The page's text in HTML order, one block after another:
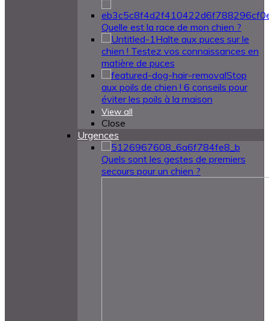
Quelle est la race de mon chien ?
Halte aux puces sur le
chien ! Testez vos connaissances en
matière de puces
Stop
aux poils de chien ! 6 conseils pour
éviter les poils à la maison
View all
Close
Urgences
Quels sont les gestes de premiers
secours pour un chien ?